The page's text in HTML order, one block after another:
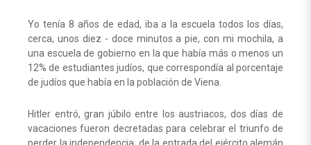
Yo tenía 8 años de edad, iba a la escuela todos los días,
cerca, unos diez - doce minutos a pie, con mi mochila, a
una escuela de gobierno en la que había más o menos un
12% de estudiantes judíos, que correspondía al porcentaje
de judíos que había en la población de Viena.
Hitler entró, gran júbilo entre los austriacos, dos días de
vacaciones fueron decretadas para celebrar el triunfo de